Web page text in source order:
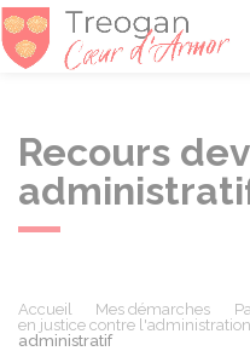
Recours
Accueil Mes démarches
en justice contre l'administration
administratif